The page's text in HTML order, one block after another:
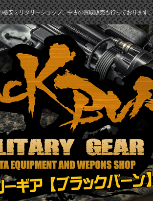
安ミリタリーショップ。中古の買取販売も行っております。